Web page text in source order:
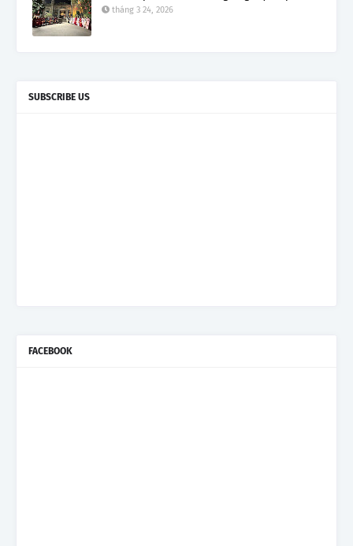
tháng 3 24, 2026
SUBSCRIBE US
FACEBOOK